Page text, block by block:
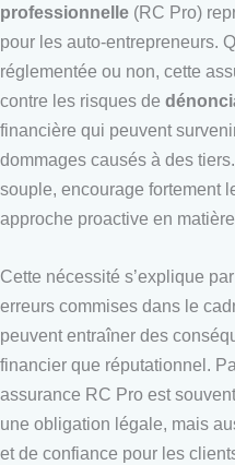
professionnelle (RC Pro)
pour les auto-entrepreneurs.
réglementée ou non, cette
contre les risques de
financière qui peuvent
dommages causés à des
souple, encourage fortement
approche proactive en
Cette nécessité s’explique
erreurs commises dans le
peuvent entraîner des
financier que réputationnel.
assurance RC Pro est
une obligation légale, mais
et de confiance pour les